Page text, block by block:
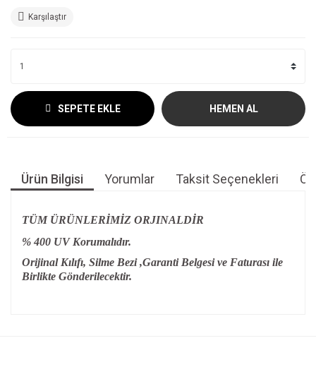
Karşılaştır
SEPETE EKLE HEMEN AL
Ürün Bilgisi Yorumlar Taksit Seçenekleri
TÜM ÜRÜNLERİMİZ ORJINALDİR
% 400 UV Korumalıdır.
Orijinal Kılıfı, Silme Bezi ,Garanti Belgesi ve Faturası ile
Birlikte Gönderilecektir.